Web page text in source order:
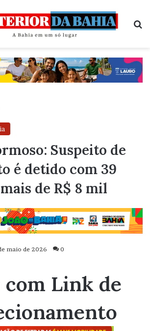
Suspeito de
é detido com 39
de R$ 8 mil
maio de 2026 0
com Link de